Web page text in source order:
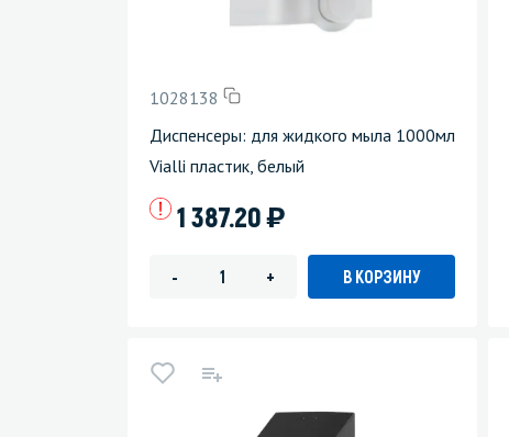
1028138
Диспенсеры: для жидкого мыла 1000мл
Vialli пластик, белый
1 387.20)
- + В КОРЗИНУ